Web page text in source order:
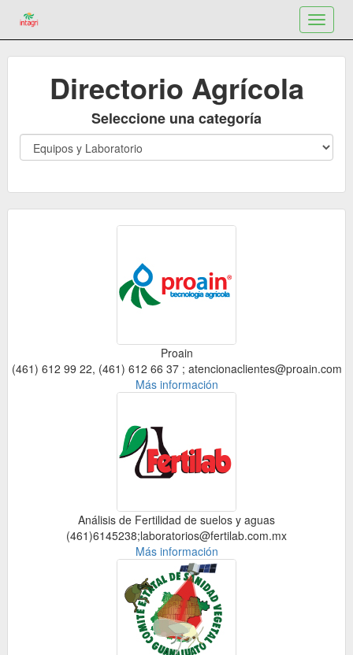
Toggle
Directorio Agrícola
Seleccione una categoría
Proain
(461) 612 99 22, (461) 612 66 37 ; atencionaclientes@proain.com
Más información
Análisis de Fertilidad de suelos y aguas
(461)6145238;laboratorios@fertilab.com.mx
Más información